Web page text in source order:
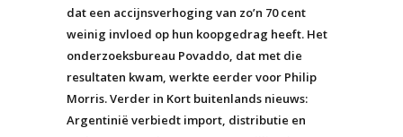
dat een accijnsverhoging van zo’n 70 cent
weinig invloed op hun koopgedrag heeft. Het
onderzoeksbureau Povaddo, dat met die
resultaten kwam, werkte eerder voor Philip
Morris. Verder in Kort buitenlands nieuws:
Argentinië verbiedt import, distributie en